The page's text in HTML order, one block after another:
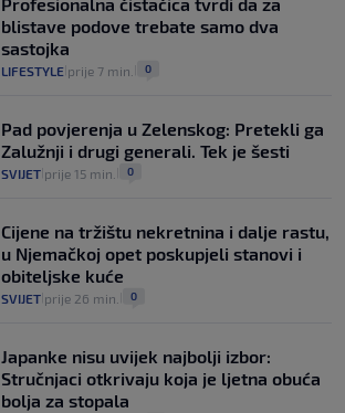
intervencije"
30. srp. 25
Profesionalna čistačica tvrdi da za
blistave podove trebate samo dva
sastojka
LIFESTYLE prije 7 min. 0
Pad povjerenja u Zelenskog: Pretekli ga
Zalužnji i drugi generali. Tek je šesti
SVIJET prije 15 min. 0
Cijene na tržištu nekretnina i dalje rastu,
u Njemačkoj opet poskupjeli stanovi i
obiteljske kuće
SVIJET prije 26 min. 0
Japanke nisu uvijek najbolji izbor:
Stručnjaci otkrivaju koja je ljetna obuća
bolja za stopala